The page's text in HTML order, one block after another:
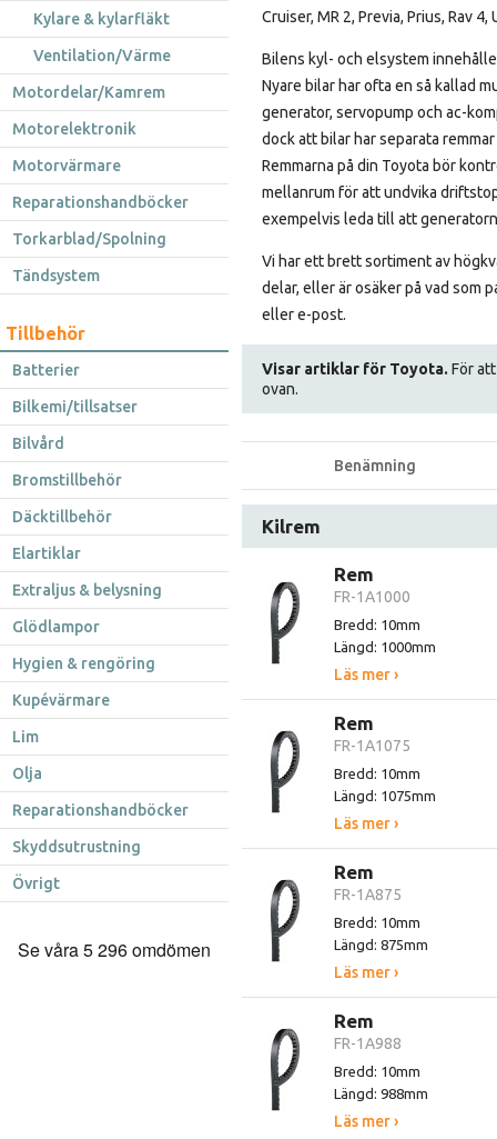
Kylare & kylarfläkt
Ventilation/Värme
Motordelar/Kamrem
Motorelektronik
Motorvärmare
Reparationshandböcker
Torkarblad/Spolning
Tändsystem
Tillbehör
Batterier
Bilkemi/tillsatser
Bilvård
Bromstillbehör
Däcktillbehör
Elartiklar
Extraljus & belysning
Glödlampor
Hygien & rengöring
Kupévärmare
Lim
Olja
Reparationshandböcker
Skyddsutrustning
Övrigt
Cruiser, MR 2, Previa, Prius, Rav
Bilens kyl- och elsystem
Nyare bilar har ofta en så kallad
generator, servopump och ac-
dock att bilar har separata
Remmarna på din Toyota bör
mellanrum för att undvika
exempelvis leda till att
Vi har ett brett sortiment av
delar, eller är osäker på vad som
eller e-post.
Visar artiklar för Toyota. För
ovan.
Benämning
Kilrem
Rem
FR-1A1000
Bredd: 10mm
Längd: 1000mm
Läs mer ›
Rem
FR-1A1075
Bredd: 10mm
Längd: 1075mm
Läs mer ›
Rem
FR-1A875
Bredd: 10mm
Längd: 875mm
Läs mer ›
Rem
FR-1A988
Bredd: 10mm
Längd: 988mm
Läs mer ›